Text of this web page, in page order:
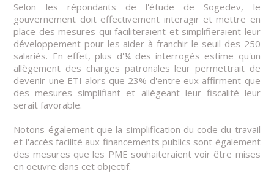
Selon les répondants de l'étude de Sogedev, le
gouvernement doit effectivement interagir et mettre en
place des mesures qui faciliteraient et simplifieraient leur
développement pour les aider à franchir le seuil des 250
salariés. En effet, plus d'¼ des interrogés estime qu'un
allègement des charges patronales leur permettrait de
devenir une ETI alors que 23% d'entre eux affirment que
des mesures simplifiant et allégeant leur fiscalité leur
serait favorable.
Notons également que la simplification du code du travail
et l'accès facilité aux financements publics sont également
des mesures que les PME souhaiteraient voir être mises
en oeuvre dans cet objectif.